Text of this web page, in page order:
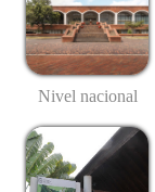
Nivel nacional